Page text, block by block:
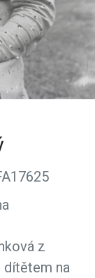
z
dítětem na